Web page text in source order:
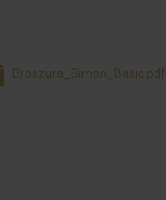
Broszura_Simon_Basic.pdf